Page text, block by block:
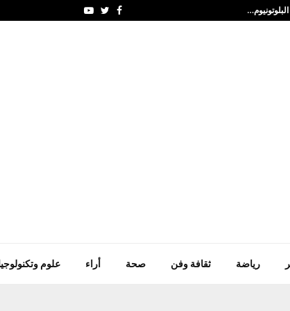
Facebook
Twitter
Youtube
رياضة ثقافة وفن صحة أراء علوم